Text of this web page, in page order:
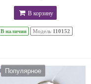
В корзину
В наличии Модель 110152
Популярное